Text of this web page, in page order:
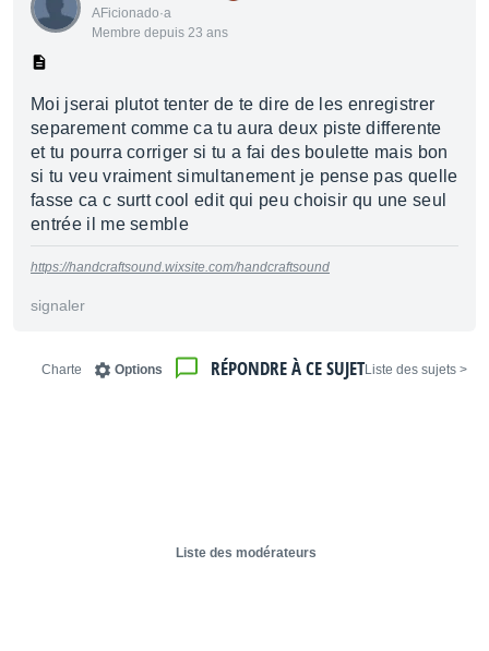
AFicionado·a
Membre depuis 23 ans
Moi jserai plutot tenter de te dire de les enregistrer
separement comme ca tu aura deux piste differente
et tu pourra corriger si tu a fai des boulette mais bon
si tu veu vraiment simultanement je pense pas quelle
fasse ca c surtt cool edit qui peu choisir qu une seul
entrée il me semble
https://handcraftsound.wixsite.com/handcraftsound
signaler
< Liste des sujets
RÉPONDRE À CE SUJET
Options
Charte
Liste des modérateurs